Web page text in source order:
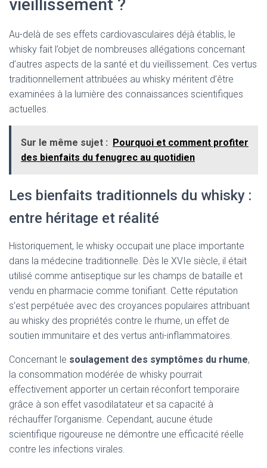
vieillissement ?
Au-delà de ses effets cardiovasculaires déjà établis, le
whisky fait l’objet de nombreuses allégations concernant
d’autres aspects de la santé et du vieillissement. Ces vertus
traditionnellement attribuées au whisky méritent d’être
examinées à la lumière des connaissances scientifiques
actuelles.
Sur le même sujet : Pourquoi et comment profiter
des bienfaits du fenugrec au quotidien
Les bienfaits traditionnels du whisky :
entre héritage et réalité
Historiquement, le whisky occupait une place importante
dans la médecine traditionnelle. Dès le XVIe siècle, il était
utilisé comme antiseptique sur les champs de bataille et
vendu en pharmacie comme tonifiant. Cette réputation
s’est perpétuée avec des croyances populaires attribuant
au whisky des propriétés contre le rhume, un effet de
soutien immunitaire et des vertus anti-inflammatoires.
Concernant le soulagement des symptômes du rhume,
la consommation modérée de whisky pourrait
effectivement apporter un certain réconfort temporaire
grâce à son effet vasodilatateur et sa capacité à
réchauffer l’organisme. Cependant, aucune étude
scientifique rigoureuse ne démontre une efficacité réelle
contre les infections virales.